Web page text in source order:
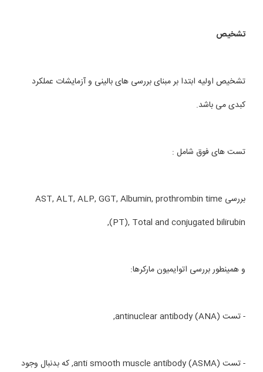
تشخیص
تشخیص اولیه ابتدا بر مبنای بررسی های بالینی و آزمایشات عملکرد
کبدی می باشد.
تست های فوق شامل :
بررسی AST, ALT, ALP, GGT, Albumin, prothrombin time
(PT), Total and conjugated bilirubin,
و همینطور بررسی اتوایمیون مارکرها:
- تست antinuclear antibody (ANA),
- تست anti smooth muscle antibody (ASMA), که بدنبال وجود